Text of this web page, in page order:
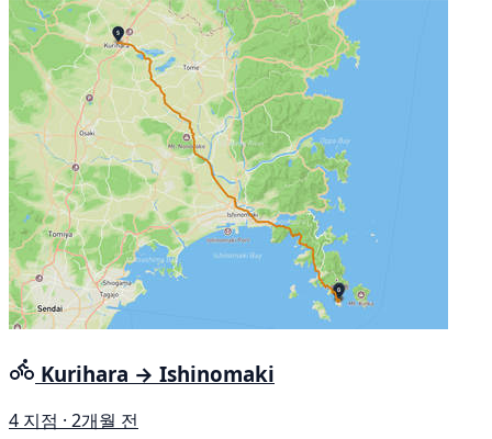
Kurihara → Ishinomaki
4 지점 · 2개월 전